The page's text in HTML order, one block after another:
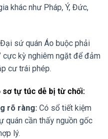
khác như Pháp, Ý, Đức,
sứ quán Áo buộc phải
cực kỳ nghiêm ngặt để đảm
cư trái phép.
sơ tự túc dễ bị từ chối:
rõ ràng: Có sổ tiết kiệm
quán cần thấy nguồn gốc
lý.